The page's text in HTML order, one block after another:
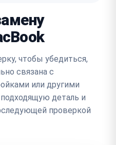
чтобы убедиться,
связана с
или другими
деталь и
проверкой